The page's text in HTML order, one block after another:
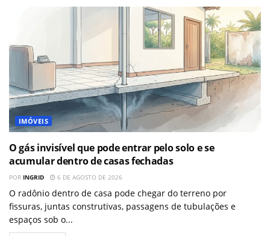
IMÓVEIS
O gás invisível que pode entrar pelo solo e se
acumular dentro de casas fechadas
POR INGRID 6 DE AGOSTO DE 2026
O radônio dentro de casa pode chegar do terreno por
fissuras, juntas construtivas, passagens de tubulações e
espaços sob o...